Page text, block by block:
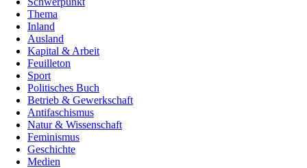
Thema
Inland
Ausland
Kapital & Arbeit
Feuilleton
Sport
Politisches Buch
Betrieb & Gewerkschaft
Antifaschismus
Natur & Wissenschaft
Feminismus
Geschichte
Medien